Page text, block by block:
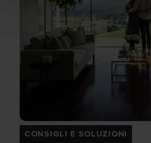
CONSIGLI E SOLUZIONI